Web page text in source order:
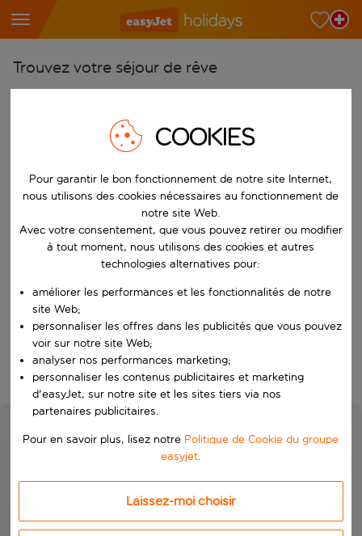
Trouvez votre séjour de rêve
Commencez à taper pour la saisie automatique. Lorsque les
Choisissez votre aéroport
Commencez à taper pour la saisie automatique. Lorsque les
Choisissez votre destination
Choisissez une date de départ et une date de retour.
Choisissez vos dates
Rechercher
COOKIES
Pour garantir le bon fonctionnement de notre site Internet,
nous utilisons des cookies nécessaires au fonctionnement de
notre site Web.
Avec votre consentement, que vous pouvez retirer ou modifier
à tout moment, nous utilisons des cookies et autres
technologies alternatives pour:
améliorer les performances et les fonctionnalités de notre
site Web;
personnaliser les offres dans les publicités que vous pouvez
voir sur notre site Web;
analyser nos performances marketing;
personnaliser les contenus publicitaires et marketing
d'easyJet, sur notre site et les sites tiers via nos
partenaires publicitaires.
Pour en savoir plus, lisez notre Politique de Cookie du groupe
easyjet.
Laissez-moi choisir